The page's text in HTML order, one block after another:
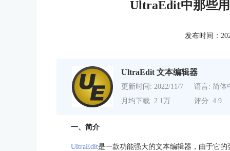
UltraEdit中那些
发布时间：
UltraEdit 文本编辑器
更新时间: 2022/11/7
语言: 简体
月均下载: 2.1万
评分: 4.9
一、简介
UltraEdit是一款功能强大的文本编辑器，由于它